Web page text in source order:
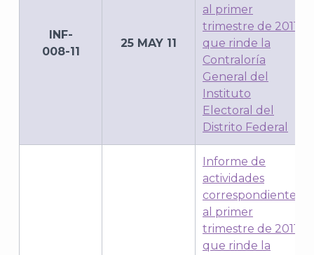
INF-
008-11
25 MAY 11
al primer
trimestre de 2011
que rinde la
Contraloría
General del
Instituto
Electoral del
Distrito Federal
Informe de
actividades
correspondiente
al primer
trimestre de 2011
que rinde la